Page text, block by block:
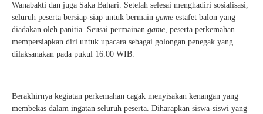
Wanabakti dan juga Saka Bahari. Setelah selesai menghadiri sosialisasi,
seluruh peserta bersiap-siap untuk bermain game estafet balon yang
diadakan oleh panitia. Seusai permainan game, peserta perkemahan
mempersiapkan diri untuk upacara sebagai golongan penegak yang
dilaksanakan pada pukul 16.00 WIB.
Berakhirnya kegiatan perkemahan cagak menyisakan kenangan yang
membekas dalam ingatan seluruh peserta. Diharapkan siswa-siswi yang